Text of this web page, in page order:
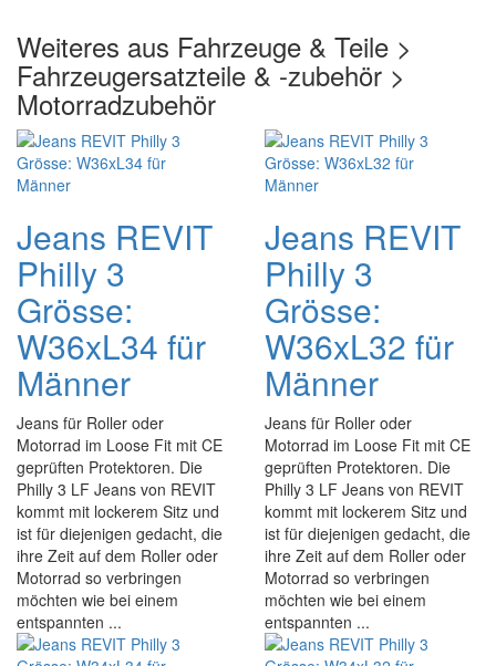
Weiteres aus Fahrzeuge & Teile >
Fahrzeugersatzteile & -zubehör >
Motorradzubehör
Jeans REVIT
Philly 3
Grösse:
W36xL34 für
Männer
Jeans für Roller oder
Motorrad im Loose Fit mit CE
geprüften Protektoren. Die
Philly 3 LF Jeans von REVIT
kommt mit lockerem Sitz und
ist für diejenigen gedacht, die
ihre Zeit auf dem Roller oder
Motorrad so verbringen
möchten wie bei einem
entspannten ...
Jeans REVIT
Philly 3
Grösse:
W36xL32 für
Männer
Jeans für Roller oder
Motorrad im Loose Fit mit CE
geprüften Protektoren. Die
Philly 3 LF Jeans von REVIT
kommt mit lockerem Sitz und
ist für diejenigen gedacht, die
ihre Zeit auf dem Roller oder
Motorrad so verbringen
möchten wie bei einem
entspannten ...